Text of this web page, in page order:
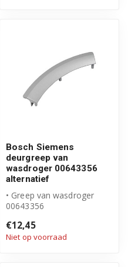
Bosch Siemens
deurgreep van
wasdroger 00643356
alternatief
• Greep van wasdroger
00643356
product
• Hoogwaardig ...
€12,45
Niet op voorraad